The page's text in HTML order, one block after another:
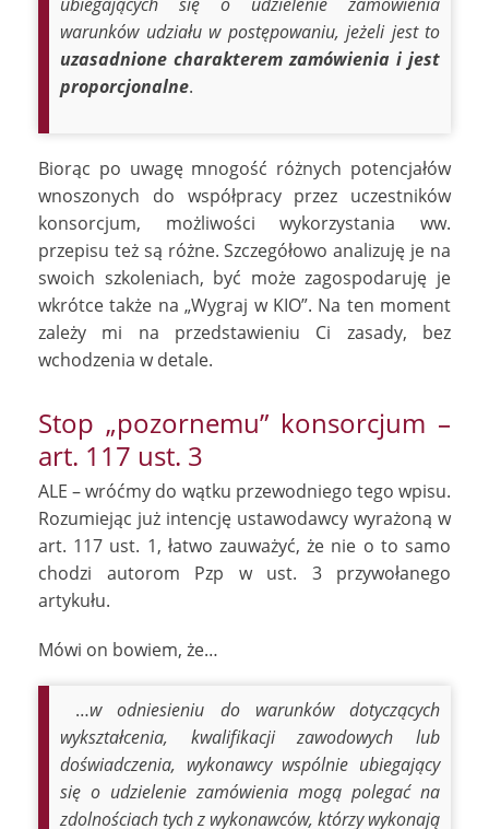
warunków udziału w postępowaniu, jeżeli jest to
uzasadnione charakterem zamówienia i jest
proporcjonalne.
Biorąc po uwagę mnogość różnych potencjałów
wnoszonych do współpracy przez uczestników
konsorcjum, możliwości wykorzystania ww.
przepisu też są różne. Szczegółowo analizuję je na
swoich szkoleniach, być może zagospodaruję je
wkrótce także na „Wygraj w KIO”. Na ten moment
zależy mi na przedstawieniu Ci zasady, bez
wchodzenia w detale.
Stop „pozornemu” konsorcjum –
art. 117 ust. 3
ALE – wróćmy do wątku przewodniego tego wpisu.
Rozumiejąc już intencję ustawodawcy wyrażoną w
art. 117 ust. 1, łatwo zauważyć, że nie o to samo
chodzi autorom Pzp w ust. 3 przywołanego
artykułu.
Mówi on bowiem, że…
…w odniesieniu do warunków dotyczących
wykształcenia, kwalifikacji zawodowych lub
doświadczenia, wykonawcy wspólnie ubiegający
się o udzielenie zamówienia mogą polegać na
zdolnościach tych z wykonawców, którzy wykonają